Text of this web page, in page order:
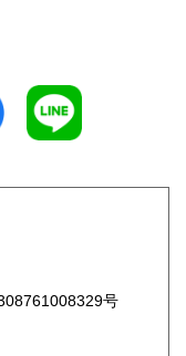
350円
308761008329号